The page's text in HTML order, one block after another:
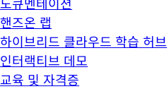
핸즈온 랩
하이브리드 클라우드 학습 허브
인터랙티브 데모
교육 및 자격증